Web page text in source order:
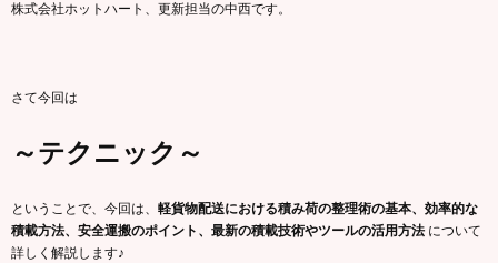
株式会社ホットハート、更新担当の中西です。
さて今回は
～テクニック～
ということで、今回は、 軽貨物配送における積み荷の整理術の基本、効率的な
積載方法、安全運搬のポイント、最新の積載技術やツールの活用方法 について
詳しく解説します♪